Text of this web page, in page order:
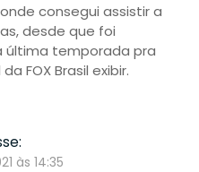
consegui assistir a
desde que foi
última temporada pra
FOX Brasil exibir.
às 14:35